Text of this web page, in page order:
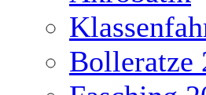
Bolleratze